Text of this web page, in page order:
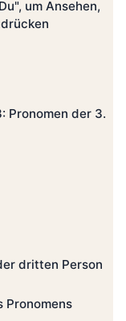
um Ansehen,
Pronomen der 3.
dritten Person
Pronomens